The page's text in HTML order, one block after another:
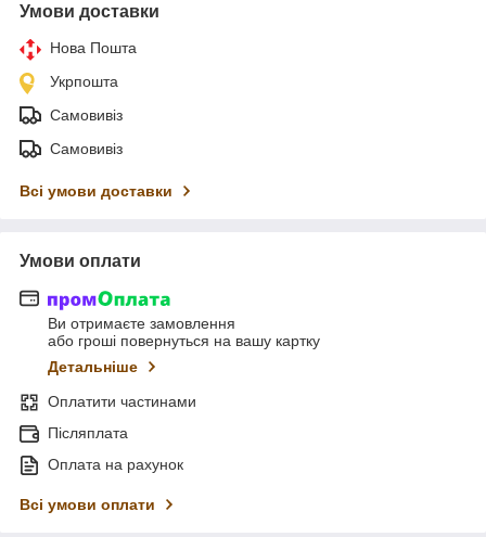
Умови доставки
Нова Пошта
Укрпошта
Самовивіз
Самовивіз
Всі умови доставки
Умови оплати
Ви отримаєте замовлення
або гроші повернуться на вашу картку
Детальніше
Оплатити частинами
Післяплата
Оплата на рахунок
Всі умови оплати